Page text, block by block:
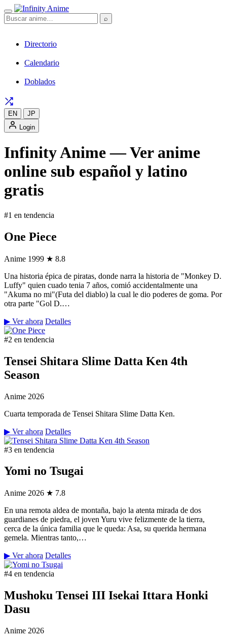
⌕
Directorio
Calendario
Doblados
EN
JP
Login
Infinity Anime — Ver anime
online sub español y latino
gratis
#1 en tendencia
One Piece
Anime 1999 ★ 8.8
Una historia épica de piratas, donde narra la historia de "Monkey D.
Luffy" quien cuado tenia 7 años, comió accidentalmente una
"Akuma no mi"(Futa del diablo) la cual le dio poderes de goma. Por
otra parte "Gol D.…
▶ Ver ahora Detalles
#2 en tendencia
Tensei Shitara Slime Datta Ken 4th
Season
Anime 2026
Cuarta temporada de Tensei Shitara Slime Datta Ken.
▶ Ver ahora Detalles
#3 en tendencia
Yomi no Tsugai
Anime 2026 ★ 7.8
En una remota aldea de montaña, bajo la atenta mirada de dos
guardianes de piedra, el joven Yuru vive felizmente de la tierra,
cerca de la única familia que le queda: Asa, su querida hermana
gemela. Mientras tanto,…
▶ Ver ahora Detalles
#4 en tendencia
Mushoku Tensei III Isekai Ittara Honki
Dasu
Anime 2026